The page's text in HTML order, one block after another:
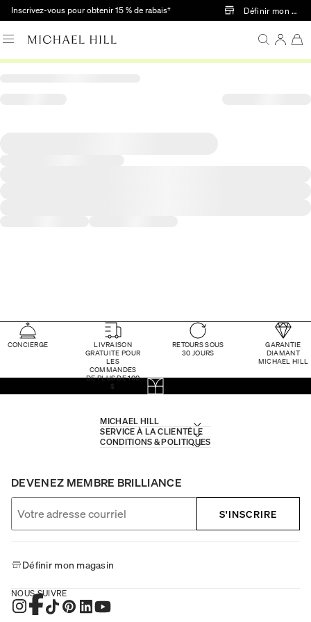
Passer au contenu principal
Inscrivez-vous pour obtenir 15 % de rabais† Définir mon
CONCIERGE
LIVRAISON
GRATUITE POUR
LES
COMMANDES
DE PLUS DE 100
$
RETOURS SOUS
30 JOURS
GARANTIE
DIAMANT
MICHAEL HILL
MICHAEL HILL
SERVICE À LA CLIENTÈLE
CONDITIONS & POLITIQUES
DEVENEZ MEMBRE BRILLIANCE
S'INSCRIRE
Définir mon magasin
NOUS SUIVRE